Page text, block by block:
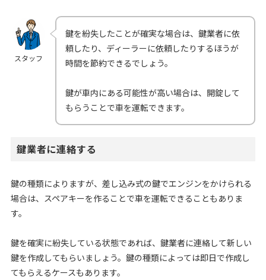
スタッフ
鍵を紛失したことが確実な場合は、鍵業者に依
頼したり、ディーラーに依頼したりするほうが
時間を節約できるでしょう。
鍵が車内にある可能性が高い場合は、開錠して
もらうことで車を運転できます。
鍵業者に連絡する
鍵の種類によりますが、差し込み式の鍵でエンジンをかけられる
場合は、スペアキーを作ることで車を運転できることもありま
す。
鍵を確実に紛失している状態であれば、鍵業者に連絡して新しい
鍵を作成してもらいましょう。鍵の種類によっては即日で作成し
てもらえるケースもあります。